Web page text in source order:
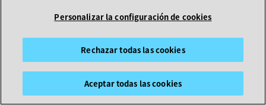
Mapa del sitio Términos de uso Privacidad Cookies
se abre en una pestaña nueva
se abre en una pestaña nueva
se abre en una pestaña nueva
Personalizar la configuración de cookies
Rechazar todas las cookies
Aceptar todas las cookies